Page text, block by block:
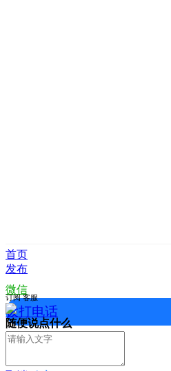
首页
发布
微信
拨打电话
订阅 客服
随便说点什么